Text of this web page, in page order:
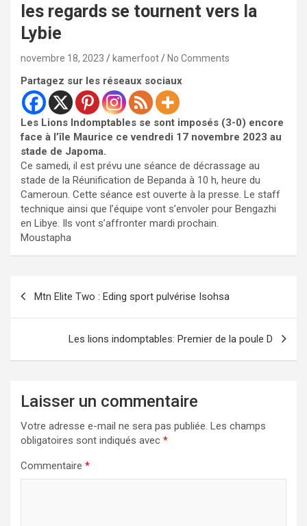
les regards se tournent vers la
Lybie
novembre 18, 2023 kamerfoot No Comments
Partagez sur les réseaux sociaux
Les Lions Indomptables se sont imposés (3-0) encore
face à l’île Maurice ce vendredi 17 novembre 2023 au
stade de Japoma.
Ce samedi, il est prévu une séance de décrassage au
stade de la Réunification de Bepanda à 10 h, heure du
Cameroun. Cette séance est ouverte à la presse. Le staff
technique ainsi que l’équipe vont s’envoler pour Bengazhi
en Libye. Ils vont s’affronter mardi prochain.
Moustapha
Mtn Elite Two : Eding sport pulvérise Isohsa
Les lions indomptables: Premier de la poule D
Laisser un commentaire
Votre adresse e-mail ne sera pas publiée. Les champs
obligatoires sont indiqués avec *
Commentaire *